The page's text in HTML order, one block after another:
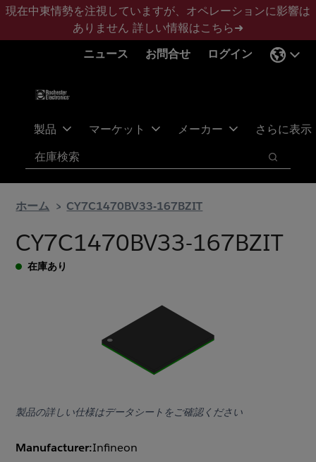
メ
ン
フ
タ
現在中東情勢を注視していますが、オペレーションに影響は
ありません 詳しい情報はこちら➜
ニュース
お問合せ ログイン
製品 マーケット メーカー さらに表示
検索
検索
ホーム CY7C1470BV33-167BZIT
CY7C1470BV33-167BZIT
在庫あり
製品の詳しい仕様はデータシートをご確認ください
Manufacturer:Infineon